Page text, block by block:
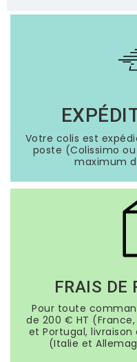
Votre colis est
poste (Colissimo
maximum
FRAIS DE
Pour toute
de 200 € HT (France,
et Portugal,
(Italie et